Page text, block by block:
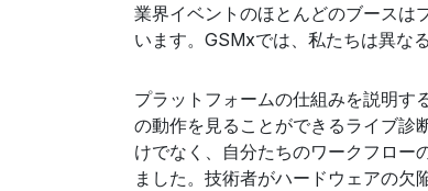
業界イベントのほとんどのブースは
います。GSMxでは、私たちは異な
プラットフォームの仕組みを説明す
の動作を見ることができるライブ診
けでなく、自分たちのワークフロー
ました。技術者がハードウェアの欠